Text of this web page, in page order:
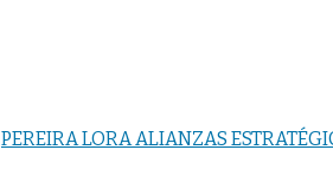
PEREIRA LORA ALIANZAS